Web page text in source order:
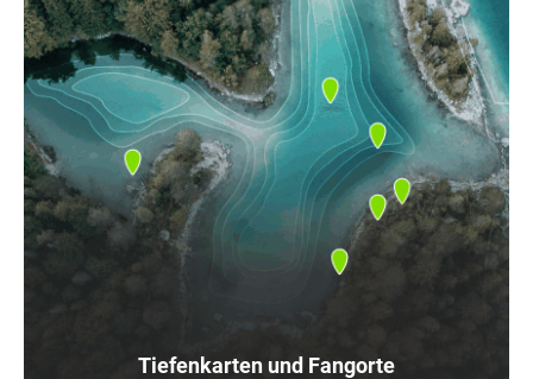
Tiefenkarten und Fangorte